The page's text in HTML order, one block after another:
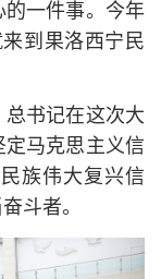
的一件事。今年
来到果洛西宁民
总书记在这次大
马克思主义信
族伟大复兴信
斗者。